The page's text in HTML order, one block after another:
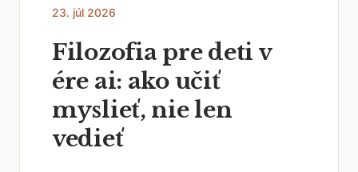
23. júl 2026
Filozofia pre deti v
ére ai: ako učiť
myslieť, nie len
vedieť